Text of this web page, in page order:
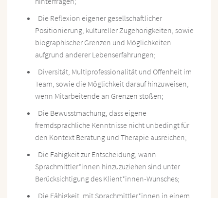
Die Reflexion eigener gesellschaftlicher
Positionierung, kultureller Zugehörigkeiten, sowie
biographischer Grenzen und Möglichkeiten
aufgrund anderer Lebenserfahrungen;
Diversität, Multiprofessionalität und Offenheit im
Team, sowie die Möglichkeit darauf hinzuweisen,
wenn Mitarbeitende an Grenzen stoßen;
Die Bewusstmachung, dass eigene
fremdsprachliche Kenntnisse nicht unbedingt für
den Kontext Beratung und Therapie ausreichen;
Die Fähigkeit zur Entscheidung, wann
Sprachmittler*innen hinzuzuziehen sind unter
Berücksichtigung des Klient*innen-Wunsches;
Die Fähigkeit, mit Sprachmittler*innen in einem